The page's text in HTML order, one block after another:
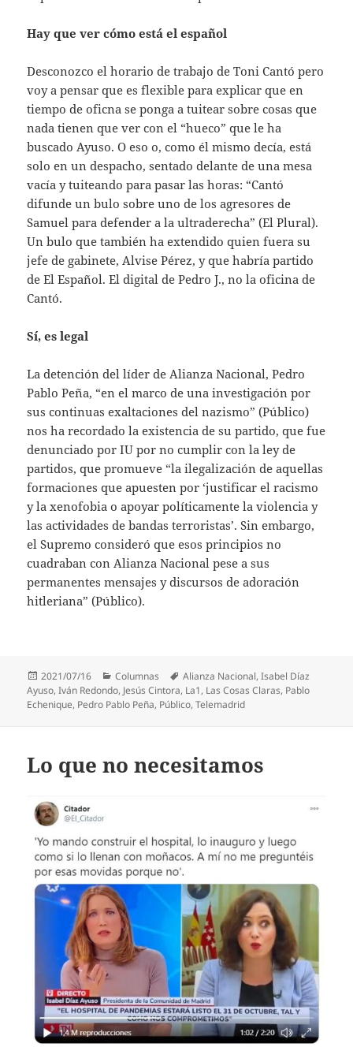
Hay que ver cómo está el español
Desconozco el horario de trabajo de Toni Cantó pero
voy a pensar que es flexible para explicar que en
tiempo de oficna se ponga a tuitear sobre cosas que
nada tienen que ver con el “hueco” que le ha
buscado Ayuso. O eso o, como él mismo decía, está
solo en un despacho, sentado delante de una mesa
vacía y tuiteando para pasar las horas: “Cantó
difunde un bulo sobre uno de los agresores de
Samuel para defender a la ultraderecha” (El Plural).
Un bulo que también ha extendido quien fuera su
jefe de gabinete, Alvise Pérez, y que habría partido
de El Español. El digital de Pedro J., no la oficina de
Cantó.
Sí, es legal
La detención del líder de Alianza Nacional, Pedro
Pablo Peña, “en el marco de una investigación por
sus continuas exaltaciones del nazismo” (Público)
nos ha recordado la existencia de su partido, que fue
denunciado por IU por no cumplir con la ley de
partidos, que promueve “la ilegalización de aquellas
formaciones que apuesten por ‘justificar el racismo
y la xenofobia o apoyar políticamente la violencia y
las actividades de bandas terroristas’. Sin embargo,
el Supremo consideró que esos principios no
cuadraban con Alianza Nacional pese a sus
permanentes mensajes y discursos de adoración
hitleriana” (Público).
Publicado
el
2021/07/16 Categorías
Columnas Etiquetas
Alianza Nacional,Isabel Díaz
Ayuso,Iván Redondo, Jesús Cintora, La1, Las Cosas Claras, Pablo
Echenique, Pedro Pablo Peña, Público,Telemadrid
Lo que no necesitamos